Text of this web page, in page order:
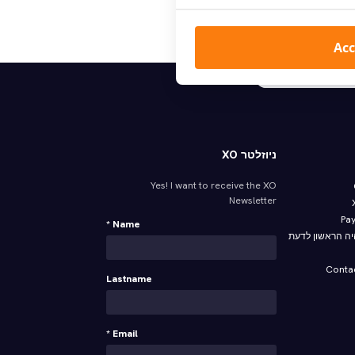
חפש
את כל המסים
הראשון לדעת
ניוזלטר XO
Yes! I want to receive the XO
Newsletter
Name *
Lastname
Email *